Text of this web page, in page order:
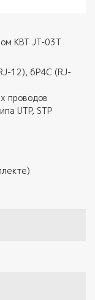
КВТ JT-03T
12), 6P4C (RJ-
проводов
UTP, STP